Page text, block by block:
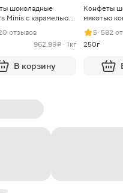
шоколадные
Minis с карамелью
и нугой
отзывов
962.99 ₽ · 1кг
В корзину
Конфеты
мякотью
5· 582
250г